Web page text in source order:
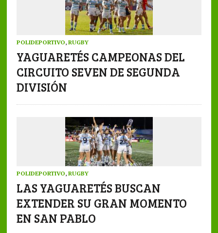
POLIDEPORTIVO, RUGBY
YAGUARETÉS CAMPEONAS DEL
CIRCUITO SEVEN DE SEGUNDA
DIVISIÓN
POLIDEPORTIVO, RUGBY
LAS YAGUARETÉS BUSCAN
EXTENDER SU GRAN MOMENTO
EN SAN PABLO